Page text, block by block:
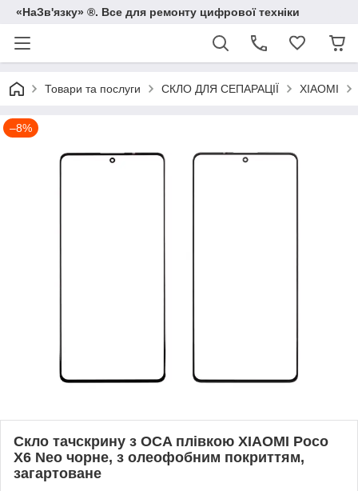
«НаЗв'язку» ®. Все для ремонту цифрової техніки
Товари та послуги СКЛО ДЛЯ СЕПАРАЦІЇ XIAOMI
–8%
Скло тачскрину з OCA плівкою XIAOMI Poco
X6 Neo чорне, з олеофобним покриттям,
загартоване